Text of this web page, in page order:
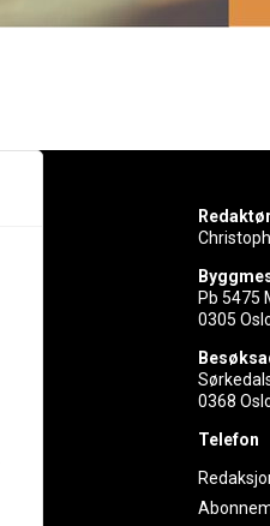
Redaktør
Pb 5475
0305
0368
Telefon